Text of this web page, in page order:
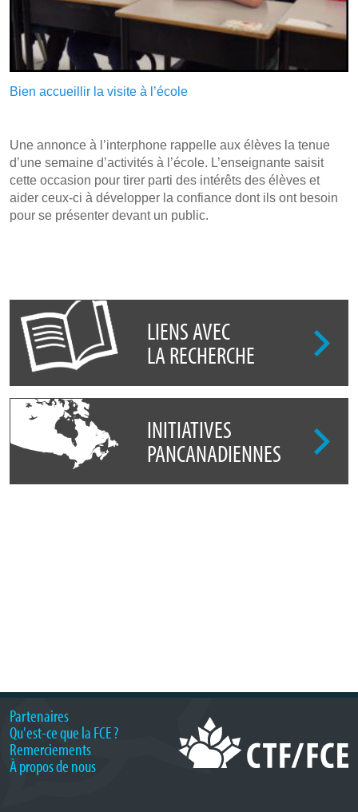
Bien accueillir la visite à l’école
Une annonce à l’interphone rappelle aux élèves la tenue
d’une semaine d’activités à l’école. L’enseignante saisit
cette occasion pour tirer parti des intérêts des élèves et
aider ceux-ci à développer la confiance dont ils ont besoin
pour se présenter devant un public.
LIENS AVEC
LA RECHERCHE
INITIATIVES
PANCANADIENNES
Partenaires
Qu'est-ce que la FCE ?
Remerciements
À propos de nous